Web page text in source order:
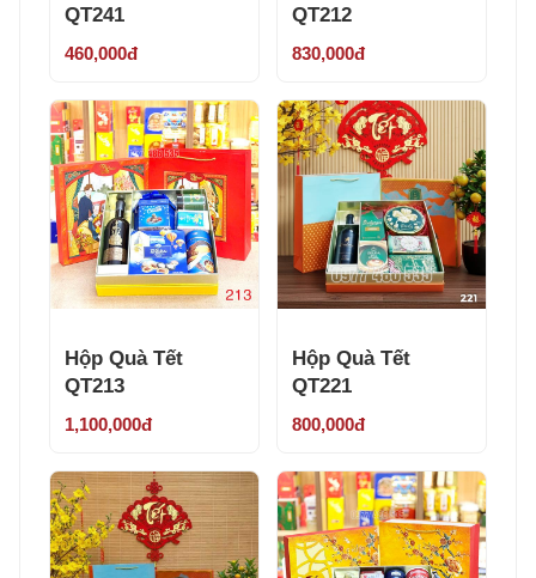
QT241
460,000đ
QT212
830,000đ
Hộp Quà Tết
QT213
1,100,000đ
Hộp Quà Tết
QT221
800,000đ